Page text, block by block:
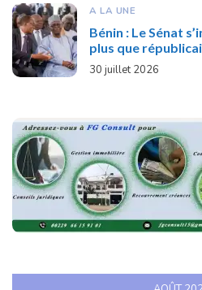
A LA UNE
Bénin : Le Sénat
plus que
30 juillet 2026